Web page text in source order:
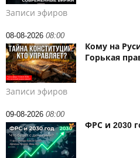
Записи эфиров
08-08-2026 08:00
Кому на
Горькая
Записи эфиров
09-08-2026 08:00
ФРС и 2030